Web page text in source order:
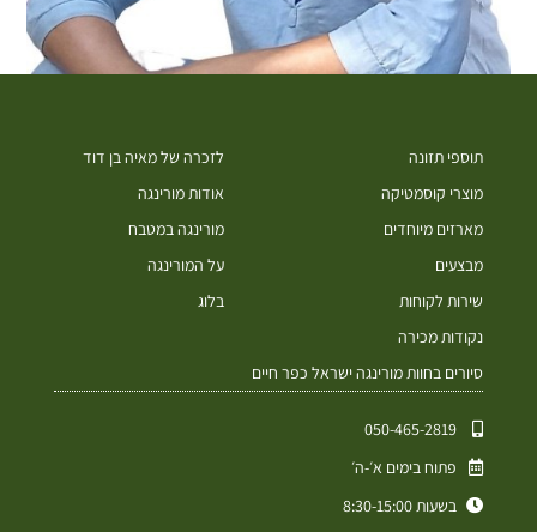
תוספי תזונה
מוצרי קוסמטיקה
מארזים מיוחדים
מבצעים
שירות לקוחות
נקודות מכירה
סיורים בחוות מורינגה ישראל כפר חיים
לזכרה של מאיה בן דוד
אודות מורינגה
מורינגה במטבח
על המורינגה
בלוג
050-465-2819⁩
פתוח בימים א׳-ה׳
בשעות 8:30-15:00